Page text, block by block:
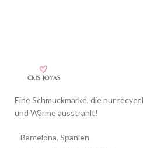
Eine Schmuckmarke, die nur
und Wärme ausstrahlt!
Barcelona, Spanien